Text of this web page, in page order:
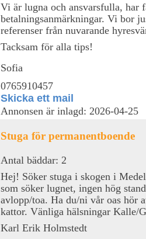
Vi är lugna och ansvarsfulla, har
betalningsanmärkningar. Vi bor
referenser från nuvarande
Tacksam för alla tips!
Sofia
0765910457
Skicka ett mail
Annonsen är inlagd: 2026-04-25
Stuga för permanentboende
Antal bäddar: 2
Hej! Söker stuga i skogen i
som söker lugnet, ingen hög
avlopp/toa. Ha du/ni vår oas hör
kattor. Vänliga hälsningar Kalle/
Karl Erik Holmstedt